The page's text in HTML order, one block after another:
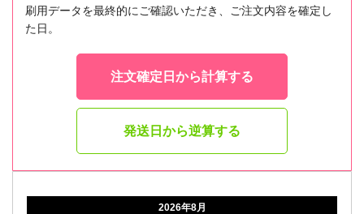
刷用データを最終的にご確認いただき、ご注文内容を確定し
た日。
注文確定日から計算する
発送日から逆算する
2026年8月